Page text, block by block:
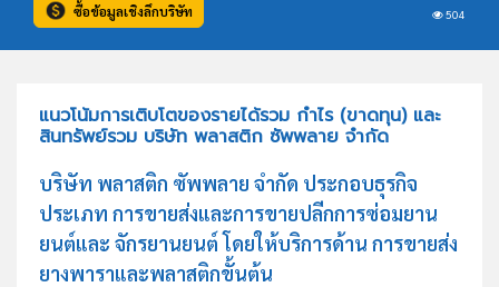
504
ซื้อข้อมูลเชิงลึกบริษัท
แนวโน้มการเติบโตของรายได้รวม กำไร (ขาดทุน) และ
สินทรัพย์รวม บริษัท พลาสติก ซัพพลาย จำกัด
บริษัท พลาสติก ซัพพลาย จำกัด ประกอบธุรกิจ
ประเภท การขายส่งและการขายปลีกการซ่อมยาน
ยนต์และ จักรยานยนต์ โดยให้บริการด้าน การขายส่ง
ยางพาราและพลาสติกขั้นต้น